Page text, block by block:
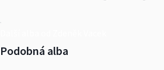
Podobná alba